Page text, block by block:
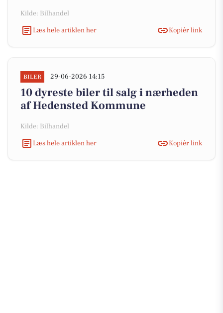
Kilde: Bilhandel
Læs hele artiklen her
Kopiér link
BILER 29-06-2026 14:15
10 dyreste biler til salg i nærheden
af Hedensted Kommune
Kilde: Bilhandel
Læs hele artiklen her
Kopiér link